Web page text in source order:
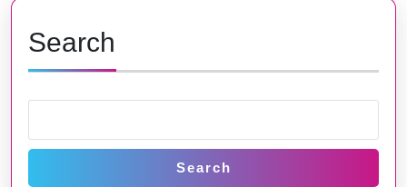
Search
Search